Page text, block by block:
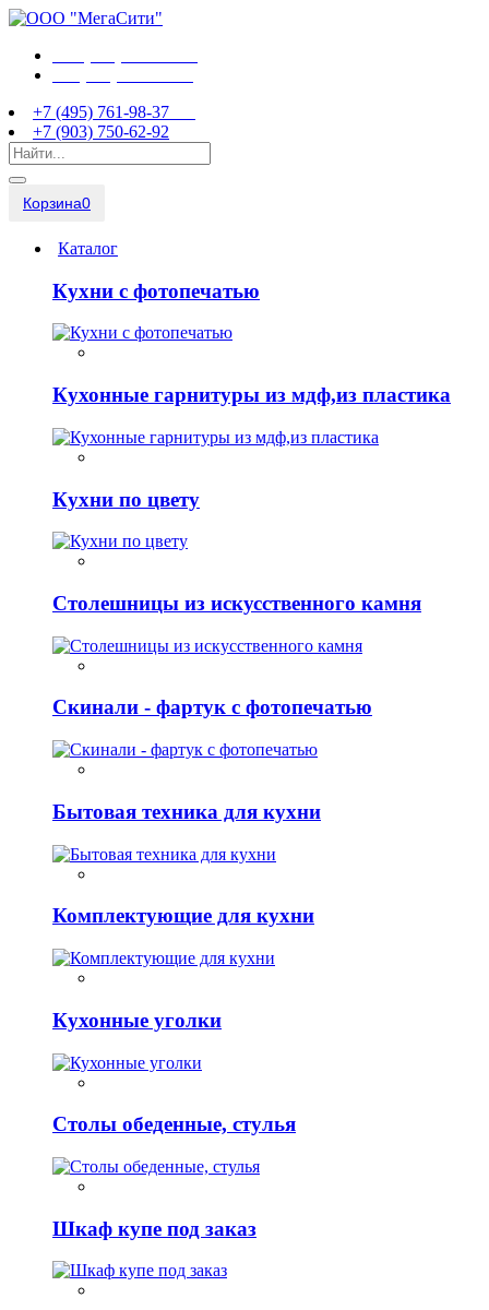
+7 (495) 761-98-37
+7 (903) 750-62-92
Корзина0
Каталог
Кухни с фотопечатью
Кухонные гарнитуры из мдф,из пластика
Кухни по цвету
Столешницы из искусственного камня
Скинали - фартук с фотопечатью
Бытовая техника для кухни
Комплектующие для кухни
Кухонные уголки
Столы обеденные, стулья
Шкаф купе под заказ